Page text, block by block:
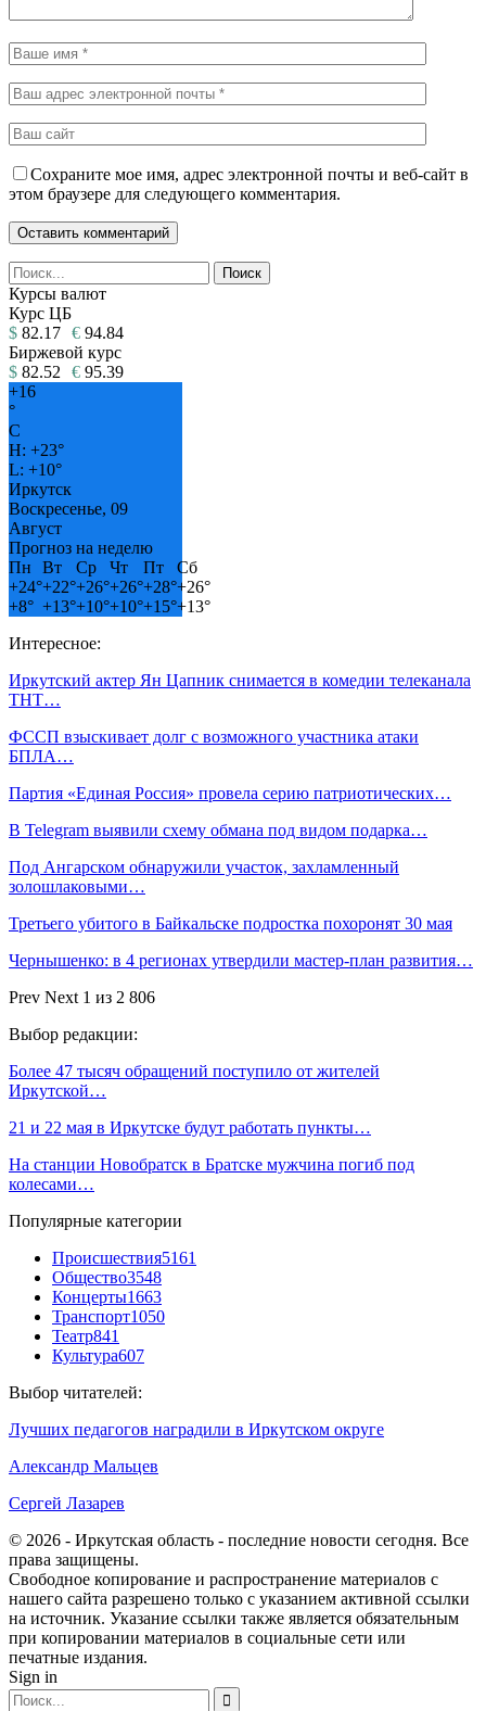
Сохраните мое имя, адрес электронной почты и веб-сайт в
этом браузере для следующего комментария.
Курсы валют
Курс ЦБ
$ 82.17 € 94.84
Биржевой курс
$ 82.52 € 95.39
+16
°
C
H: +23°
L: +10°
Иркутск
Воскресенье, 09
Август
Прогноз на неделю
Пн
Вт Ср Чт Пт
Сб
+24°+22°+26°+26°+28°+26°
+8° +13°+10°+10°+15°+13°
Интересное:
Иркутский актер Ян Цапник снимается в комедии телеканала
ТНТ…
ФССП взыскивает долг с возможного участника атаки
БПЛА…
Партия «Единая Россия» провела серию патриотических…
В Telegram выявили схему обмана под видом подарка…
Под Ангарском обнаружили участок, захламленный
золошлаковыми…
Третьего убитого в Байкальске подростка похоронят 30 мая
Чернышенко: в 4 регионах утвердили мастер-план развития…
Prev Next 1 из 2 806
Выбор редакции:
Более 47 тысяч обращений поступило от жителей
Иркутской…
21 и 22 мая в Иркутске будут работать пункты…
На станции Новобратск в Братске мужчина погиб под
колесами…
Популярные категории
Происшествия5161
Общество3548
Концерты1663
Транспорт1050
Театр841
Культура607
Выбор читателей:
Лучших педагогов наградили в Иркутском округе
Александр Мальцев
Сергей Лазарев
© 2026 - Иркутская область - последние новости сегодня. Все
права защищены.
Свободное копирование и распространение материалов с
нашего сайта разрешено только с указанием активной ссылки
на источник. Указание ссылки также является обязательным
при копировании материалов в социальные сети или
печатные издания.
Sign in